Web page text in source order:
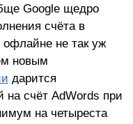
Google щедро
счёта в
не так уж
новым
дарится
на счёт AdWords при
на четыреста